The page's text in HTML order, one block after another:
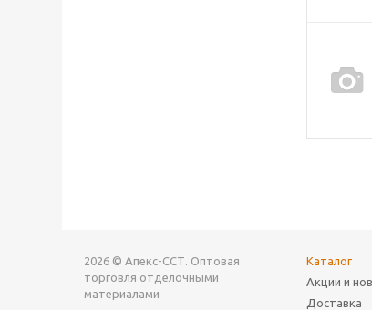
2026 © Апекс-ССТ. Оптовая
торговля отделочными
материалами
Каталог
Акции и
Доставка